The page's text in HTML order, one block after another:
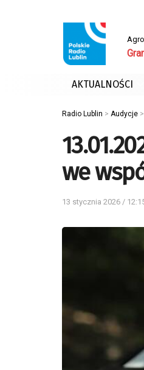
AKTUALNOŚCI
Radio Lublin > Audycje >
we
13 stycznia 2026 /